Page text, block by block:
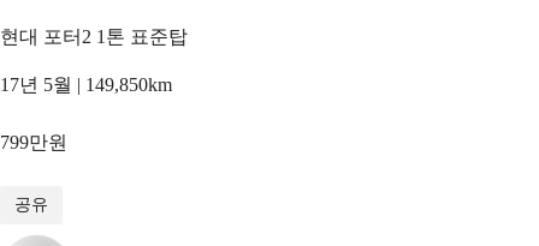
현대 포터2 1톤 표준탑
17년 5월 | 149,850km
799만원
공유
/17